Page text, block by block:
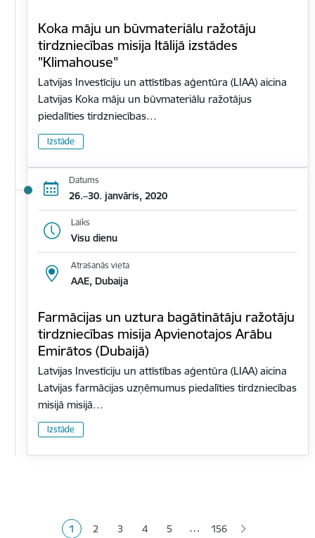
Koka māju un būvmateriālu ražotāju
tirdzniecības misija Itālijā izstādes
"Klimahouse"
Latvijas Investīciju un attīstības aģentūra (LIAA) aicina
Latvijas Koka māju un būvmateriālu ražotājus
piedalīties tirdzniecības…
Izstāde
Datums
26.–30. janvāris, 2020
Laiks
Visu dienu
Atrašanās vieta
AAE, Dubaija
Farmācijas un uztura bagātinātāju ražotāju
tirdzniecības misija Apvienotajos Arābu
Emirātos (Dubaijā)
Latvijas Investīciju un attīstības aģentūra (LIAA) aicina
Latvijas farmācijas uzņēmumus piedalīties tirdzniecības
misijā misijā…
Izstāde
Pašreizējā lapa
1 Lapa
2 Lapa
3 Lapa
4 Lapa
5 … 156